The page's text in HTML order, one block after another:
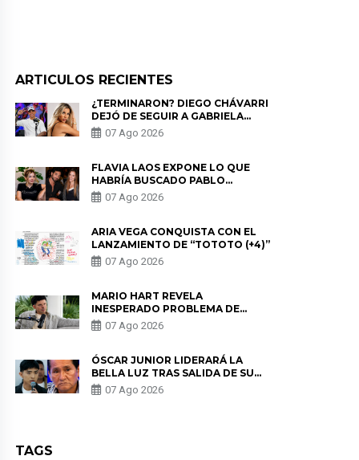
ARTICULOS RECIENTES
¿TERMINARON? DIEGO CHÁVARRI
DEJÓ DE SEGUIR A GABRIELA
HERRERA Y ANUNCIA SU SALIDA
DE PÓDCAST
07 Ago 2026
FLAVIA LAOS EXPONE LO QUE
HABRÍA BUSCADO PABLO
HEREDIA CON ALE FULLER: “UNA
DE LAS PARTES QUERÍA EL
07 Ago 2026
ARIA VEGA CONQUISTA CON EL
LANZAMIENTO DE “TOTOTO (+4)”
07 Ago 2026
MARIO HART REVELA
INESPERADO PROBLEMA DE
SALUD ANTES DE SEPARARSE DE
KORINA: “ME ENCONTRARON UN
07 Ago 2026
ÓSCAR JUNIOR LIDERARÁ LA
BELLA LUZ TRAS SALIDA DE SU
PADRE POR POLÉMICA CON
NALDY SALDAÑA
07 Ago 2026
TAGS